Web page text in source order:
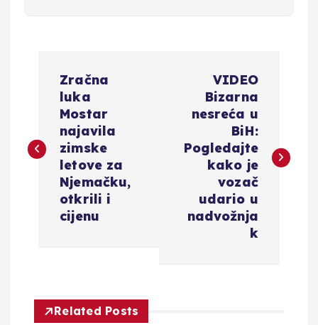
v
Zračna
luka
Mostar
najavila
zimske
letove za
Njemačku,
otkrili i
cijenu
VIDEO
Bizarna
nesreća u
BiH:
Pogledajte
kako je
vozač
udario u
nadvožnja
k
Related Posts